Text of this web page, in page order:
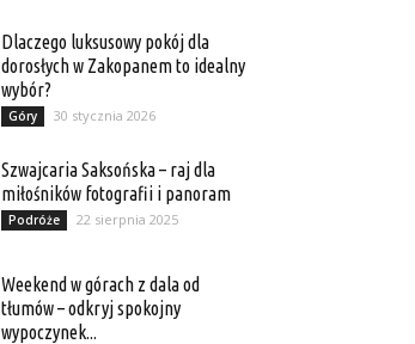
Dlaczego luksusowy pokój dla
dorosłych w Zakopanem to idealny
wybór?
Góry 30 stycznia 2026
Szwajcaria Saksońska – raj dla
miłośników fotografii i panoram
Podróże 22 sierpnia 2025
Weekend w górach z dala od
tłumów – odkryj spokojny
wypoczynek...